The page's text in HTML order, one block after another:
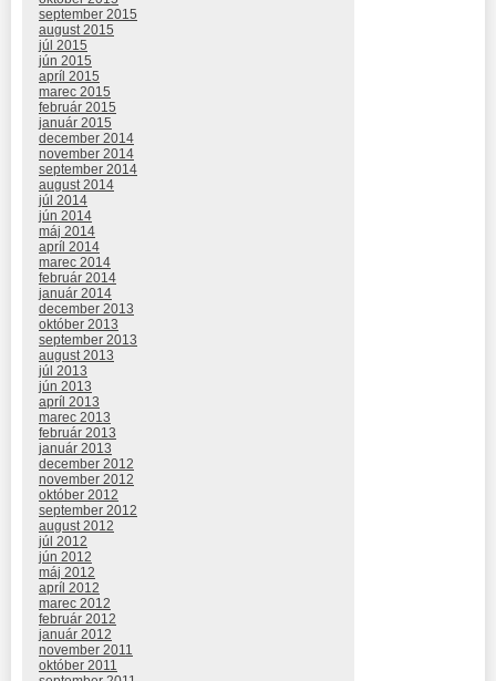
september 2015
august 2015
júl 2015
jún 2015
apríl 2015
marec 2015
február 2015
január 2015
december 2014
november 2014
september 2014
august 2014
júl 2014
jún 2014
máj 2014
apríl 2014
marec 2014
február 2014
január 2014
december 2013
október 2013
september 2013
august 2013
júl 2013
jún 2013
apríl 2013
marec 2013
február 2013
január 2013
december 2012
november 2012
október 2012
september 2012
august 2012
júl 2012
jún 2012
máj 2012
apríl 2012
marec 2012
február 2012
január 2012
november 2011
október 2011